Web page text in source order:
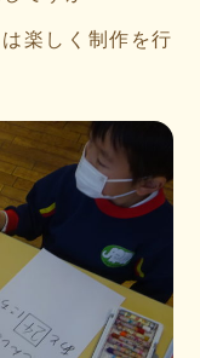
楽しく制作を行